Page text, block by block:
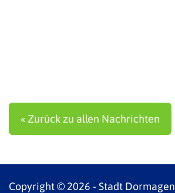
« Zurück zu allen Nachrichten
Copyright © 2026 - Stadt Dormagen